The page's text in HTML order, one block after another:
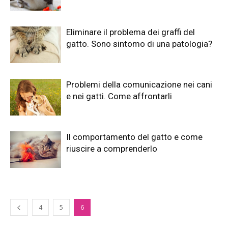
Eliminare il problema dei graffi del
gatto. Sono sintomo di una patologia?
Problemi della comunicazione nei cani
e nei gatti. Come affrontarli
Il comportamento del gatto e come
riuscire a comprenderlo
4 5 6